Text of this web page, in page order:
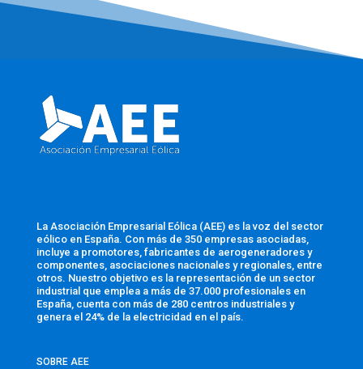
La Asociación Empresarial Eólica (AEE) es la voz del sector
eólico en España. Con más de 350 empresas asociadas,
incluye a promotores, fabricantes de aerogeneradores y
componentes, asociaciones nacionales y regionales, entre
otros. Nuestro objetivo es la representación de un sector
industrial que emplea a más de 37.000 profesionales en
España, cuenta con más de 280 centros industriales y
genera el 24% de la electricidad en el país.
SOBRE AEE